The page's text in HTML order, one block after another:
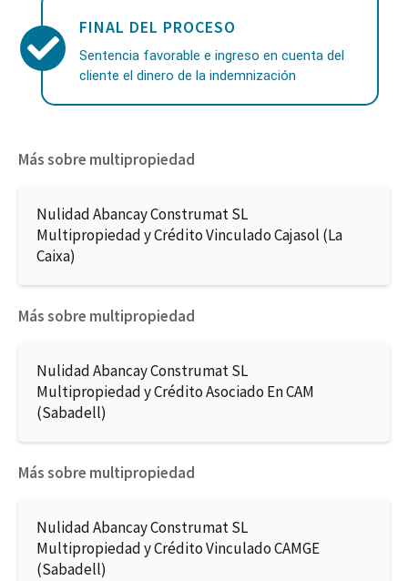
FINAL DEL PROCESO
Sentencia favorable e ingreso en cuenta del
cliente el dinero de la indemnización
Más sobre multipropiedad
Nulidad Abancay Construmat SL
Multipropiedad y Crédito Vinculado Cajasol (La
Caixa)
Más sobre multipropiedad
Nulidad Abancay Construmat SL
Multipropiedad y Crédito Asociado En CAM
(Sabadell)
Más sobre multipropiedad
Nulidad Abancay Construmat SL
Multipropiedad y Crédito Vinculado CAMGE
(Sabadell)